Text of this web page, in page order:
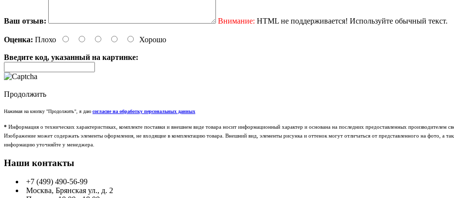
Ваш отзыв: Внимание: HTML не поддерживается! Используйте обычный текст.
Оценка: Плохо Хорошо
Введите код, указанный на картинке:
Продолжить
Нажимая на кнопку "Продолжить", я даю согласие на обработку персональных данных
* Информация о технических характеристиках, комплекте поставки и внешнем виде товара носит информационный характер и основана на последних предоставленных производителем
Изображение может содержать элементы оформления, не входящие в комплектацию товара. Внешний вид, элементы рисунка и оттенок могут отличаться от представленного на фото, а
информацию уточняйте у менеджера.
Наши контакты
+7 (499) 490-56-99
Москва, Брянская ул., д. 2